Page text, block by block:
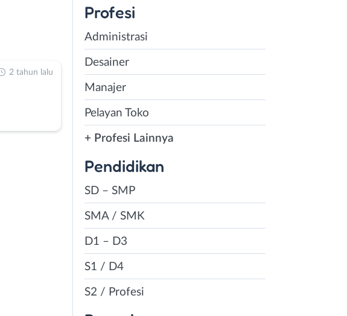
2 tahun lalu
Profesi
Administrasi
Desainer
Manajer
Pelayan Toko
+ Profesi Lainnya
Pendidikan
SD – SMP
SMA / SMK
D1 – D3
S1 / D4
S2 / Profesi